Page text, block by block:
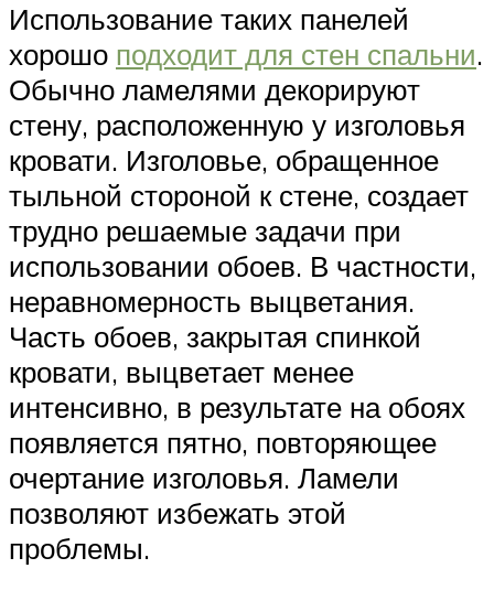
Использование таких панелей
хорошо подходит для стен спальни.
Обычно ламелями декорируют
стену, расположенную у изголовья
кровати. Изголовье, обращенное
тыльной стороной к стене, создает
трудно решаемые задачи при
использовании обоев. В частности,
неравномерность выцветания.
Часть обоев, закрытая спинкой
кровати, выцветает менее
интенсивно, в результате на обоях
появляется пятно, повторяющее
очертание изголовья. Ламели
позволяют избежать этой
проблемы.